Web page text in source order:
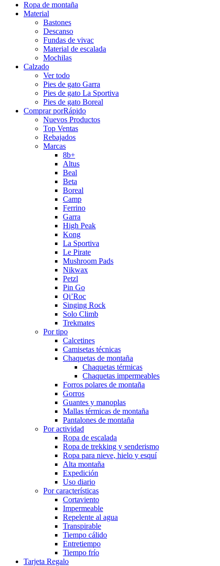
Ropa de montaña
Material
Bastones
Descanso
Fundas de vivac
Material de escalada
Mochilas
Calzado
Ver todo
Pies de gato Garra
Pies de gato La Sportiva
Pies de gato Boreal
Comprar porRápido
Nuevos Productos
Top Ventas
Rebajados
Marcas
8b+
Altus
Beal
Beta
Boreal
Camp
Ferrino
Garra
High Peak
Kong
La Sportiva
Le Pirate
Mushroom Pads
Nikwax
Petzl
Pin Go
Qi’Roc
Singing Rock
Solo Climb
Trekmates
Por tipo
Calcetines
Camisetas técnicas
Chaquetas de montaña
Chaquetas térmicas
Chaquetas impermeables
Forros polares de montaña
Gorros
Guantes y manoplas
Mallas térmicas de montaña
Pantalones de montaña
Por actividad
Ropa de escalada
Ropa de trekking y senderismo
Ropa para nieve, hielo y esquí
Alta montaña
Expedición
Uso diario
Por características
Cortaviento
Impermeable
Repelente al agua
Transpirable
Tiempo cálido
Entretiempo
Tiempo frío
Tarjeta Regalo